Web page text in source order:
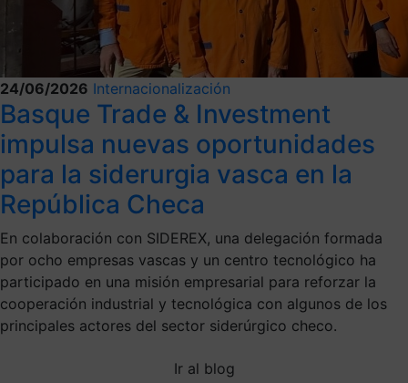
24/06/2026 Internacionalización
Basque Trade & Investment
impulsa nuevas oportunidades
para la siderurgia vasca en la
República Checa
En colaboración con SIDEREX, una delegación formada
por ocho empresas vascas y un centro tecnológico ha
participado en una misión empresarial para reforzar la
cooperación industrial y tecnológica con algunos de los
principales actores del sector siderúrgico checo.
Ir al blog